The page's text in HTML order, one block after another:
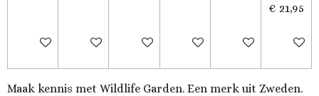
In winkelwagenIn winkelwagenIn winkelwagenIn winkelwagenIn winkelwagen
€ 21,95
In
Maak kennis met Wildlife Garden. Een merk uit Zweden.